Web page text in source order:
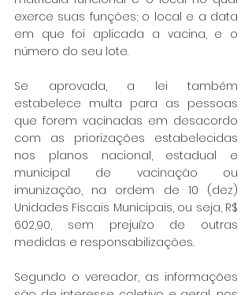
exerce suas funções; o local e a data
em que foi aplicada a vacina, e o
número do seu lote.
Se aprovada, a lei também
estabelece multa para as pessoas
que forem vacinadas em desacordo
com as priorizações estabelecidas
nos planos nacional, estadual e
municipal de vacinação ou
imunização, na ordem de 10 (dez)
Unidades Fiscais Municipais, ou seja, R$
602,90, sem prejuízo de outras
medidas e responsabilizações.
Segundo o vereador, as informações